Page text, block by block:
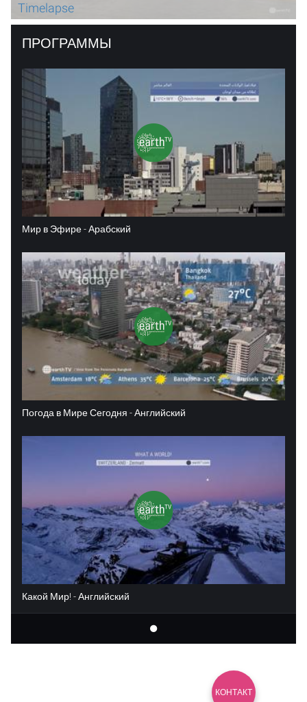
Timelapse
ПРОГРАММЫ
Мир в Эфире - Арабский
Погода в Мире Сегодня - Английский
Какой Мир! - Английский
КОНТАКТ